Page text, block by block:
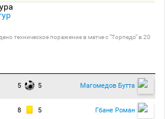
техническое поражение в матче с "Торпедо" в 20
5 5 Магомедов Бутта
8 5 Гбане Роман